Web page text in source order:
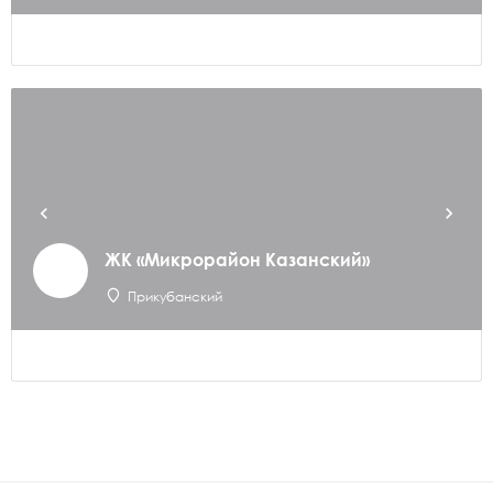
ЖК «Микрорайон Казанский»
Прикубанский